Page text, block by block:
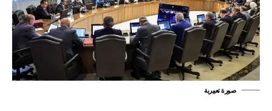
صورة تعبيرية